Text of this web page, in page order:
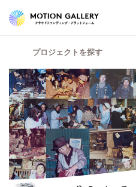
プロジェクトを探す